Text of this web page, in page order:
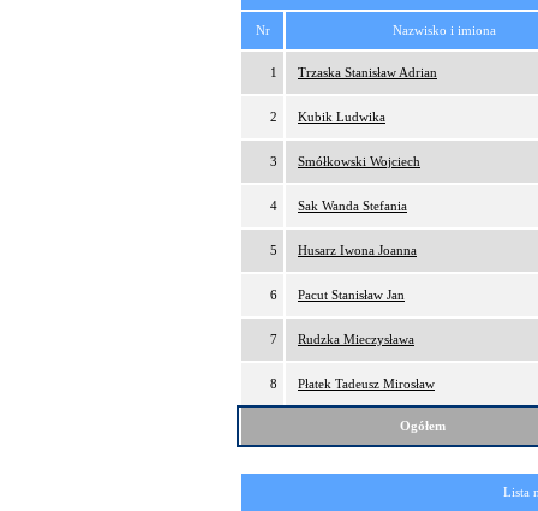
Nr Nazwisko i imiona
1 Trzaska Stanisław Adrian
2 Kubik Ludwika
3 Smółkowski Wojciech
4 Sak Wanda Stefania
5 Husarz Iwona Joanna
6 Pacut Stanisław Jan
7 Rudzka Mieczysława
8 Płatek Tadeusz Mirosław
Ogółem
Lista